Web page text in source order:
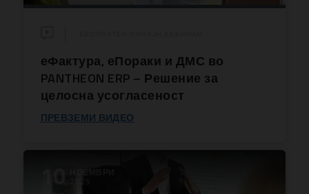
еФактура, еПораки и ДМС во
PANTHEON ERP – Решение за
целосна усогласеност
ПРЕВЗЕМИ ВИДЕО